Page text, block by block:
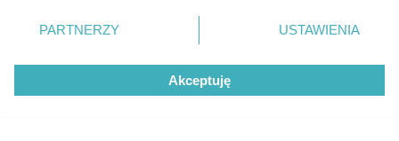
Internecie bez pisemnej zgody właściciela praw. Jakiekolwiek użycie lub
wykorzystanie utworów w całości lub w części z naruszeniem prawa,
tzn. bez właściwej zgody, jest zabronione pod groźbą kary i może być
zmienić/wycofać klikając przycisk ustawień prywatności
znajdujący się w lewym dolnym rogu strony
rodzaje przetwarzania danych nie wymagają zgody
użytkownika, ale masz prawo sprzeciwić się takiemu
przetwarzaniu. Preferencje będą miały zastosowanie tylko
PARTNERZY USTAWIENIA
Akceptuję